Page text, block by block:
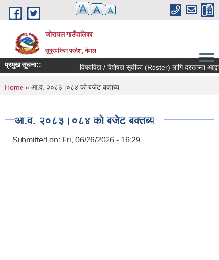
Skip to main content
जोरायल गाउँपालिका
सुदूरपश्चिम प्रदेश, नेपाल
प्रमुख सूचना:: विषयविज्ञ / विशेषज्ञ सूचीका (Roster) लागि दरखास्त
You are here
Home » आ.व. २०८३।०८४ को बजेट बक्तब्य
आ.व. २०८३।०८४ को बजेट बक्तब्य
Submitted on: Fri, 06/26/2026 - 16:29